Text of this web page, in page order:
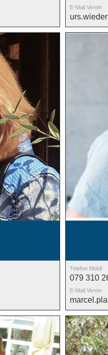
E-Mail Verein
Telefon Mobil
079 310
E-Mail Verein